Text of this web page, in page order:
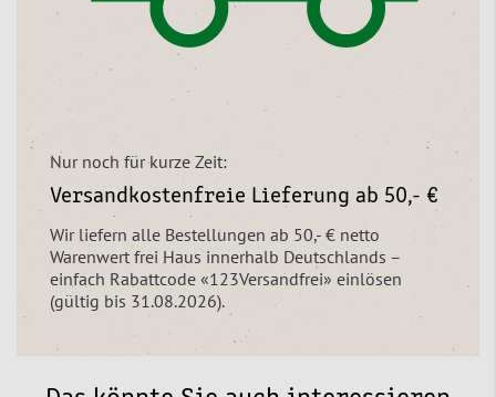
Nur noch für kurze Zeit:
Versandkostenfreie Lieferung ab 50,- €
Wir liefern alle Bestellungen ab 50,- € netto
Warenwert frei Haus innerhalb Deutschlands –
einfach Rabattcode «123Versandfrei» einlösen
(gültig bis 31.08.2026).